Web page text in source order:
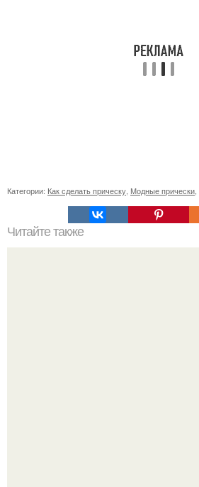
Категории: Как сделать прическу Модные прически
Читайте также